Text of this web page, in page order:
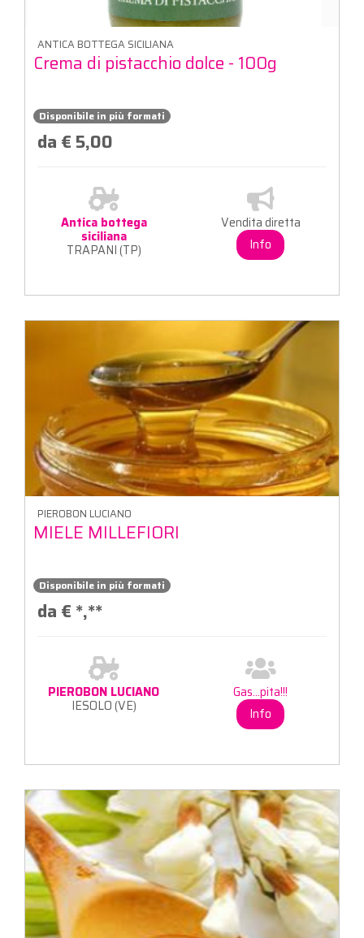
ANTICA BOTTEGA SICILIANA
Crema di pistacchio dolce - 100g
Disponibile in più formati
da € 5,00
Antica bottega
siciliana
TRAPANI (TP)
Vendita diretta
Info
PIEROBON LUCIANO
MIELE MILLEFIORI
Disponibile in più formati
da € *,**
PIEROBON LUCIANO
IESOLO (VE)
Gas...pita!!!
Info